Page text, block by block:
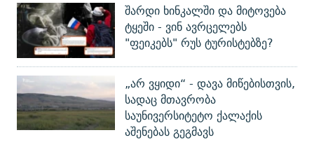
შარდი ხინკალში და მიტოვება
ტყეში - ვინ ავრცელებს
"ფეიკებს" რუს ტურისტებზე?
„არ ვყიდი“ - დავა მიწებისთვის,
სადაც მთავრობა
საუნივერსიტეტო ქალაქის
აშენებას გეგმავს